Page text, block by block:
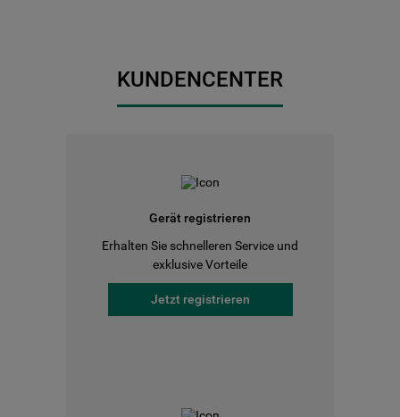
KUNDENCENTER
Gerät registrieren
Erhalten Sie schnelleren Service und
exklusive Vorteile
Jetzt registrieren